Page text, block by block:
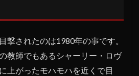
撃されたのは1980年の事です。
教師でもあるシャーリー・ロヴ
上がったモハモハを近くで目